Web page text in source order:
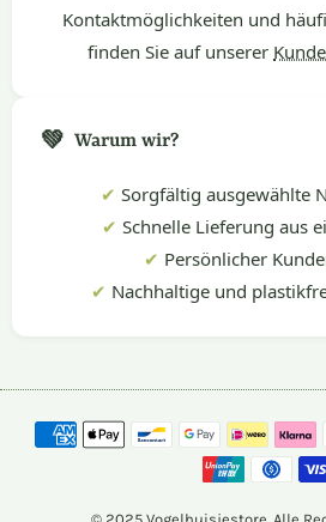
Kontaktmöglichkeiten und
finden Sie auf unserer
💚 Warum wir?
✔ Sorgfältig ausgewählte
✔ Schnelle Lieferung aus
✔ Persönlicher
✔ Nachhaltige und